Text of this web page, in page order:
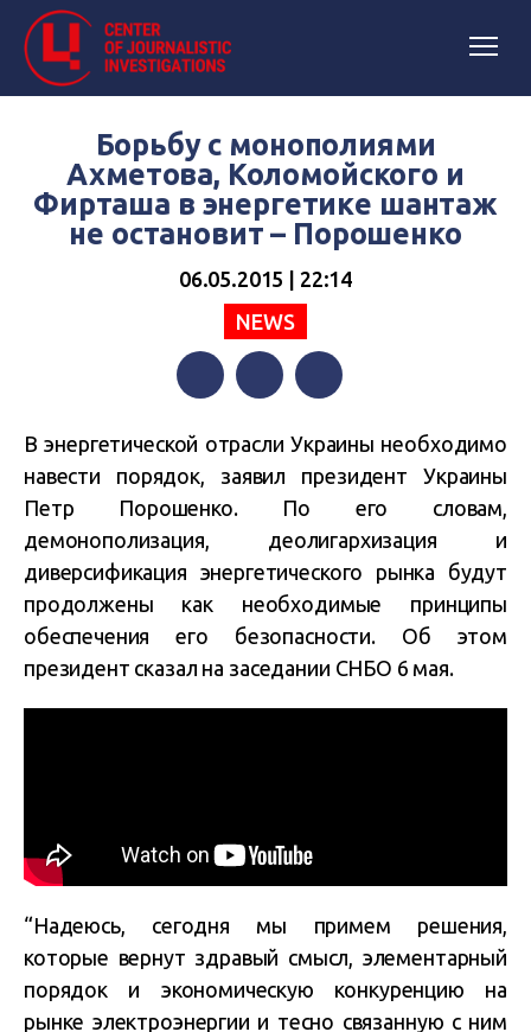
Борьбу с монополиями
Ахметова, Коломойского и
Фирташа в энергетике шантаж
не остановит – Порошенко
06.05.2015 | 22:14
NEWS
В энергетической отрасли Украины необходимо
навести порядок, заявил президент Украины
Петр Порошенко. По его словам,
демонополизация, деолигархизация и
диверсификация энергетического рынка будут
продолжены как необходимые принципы
обеспечения его безопасности. Об этом
президент сказал на заседании СНБО 6 мая.
“Надеюсь, сегодня мы примем решения,
которые вернут здравый смысл, элементарный
порядок и экономическую конкуренцию на
рынке электроэнергии и тесно связанную с ним